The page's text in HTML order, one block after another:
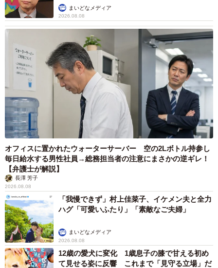
まいどなメディア
2026.08.08
オフィスに置かれたウォーターサーバー 空の2Lボトル持参し
毎日給水する男性社員→総務担当者の注意にまさかの逆ギレ！
【弁護士が解説】
長澤 芳子
2026.08.08
「我慢できず」村上佳菜子、イケメン夫と全力
ハグ「可愛いふたり」「素敵なご夫婦」
まいどなメディア
2026.08.08
12歳の愛犬に変化 1歳息子の膝で甘える初め
て見せる姿に反響 これまで「見守る立場」だ